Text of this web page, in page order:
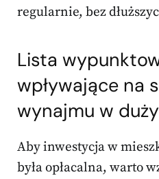
regularnie, bez
Lista
wpływające na
wynajmu w
Aby inwestycja w
była opłacalna, warto